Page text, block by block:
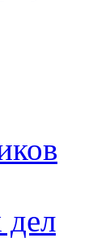
дел